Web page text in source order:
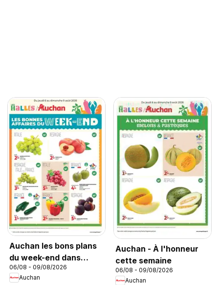
Auchan les bons plans
du week-end dans
votre hyper
06/08 - 09/08/2026
Auchan
Auchan - À l'honneur
cette semaine
06/08 - 09/08/2026
Auchan